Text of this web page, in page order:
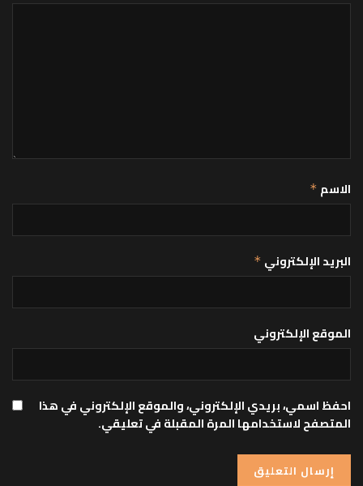
الاسم *
البريد الإلكتروني *
الموقع الإلكتروني
احفظ اسمي، بريدي الإلكتروني، والموقع الإلكتروني في هذا
المتصفح لاستخدامها المرة المقبلة في تعليقي.